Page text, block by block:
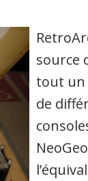
source
tout un
de